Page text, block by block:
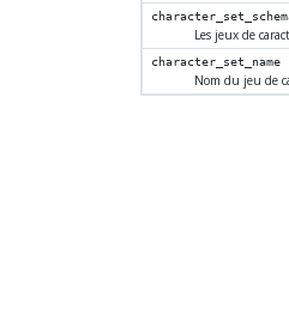
Les jeux de
character_set_name
Nom du jeu de